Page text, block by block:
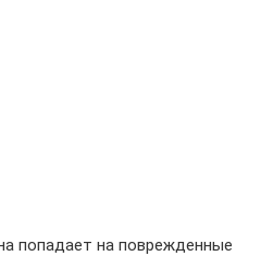
попадает на поврежденные